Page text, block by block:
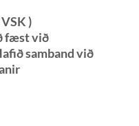
)
fæst við
samband við